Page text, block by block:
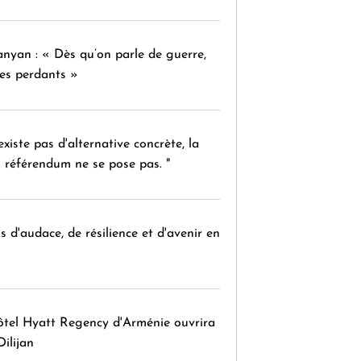
: « Dès qu’on parle de guerre,
perdants »
pas d'alternative concrète, la
ne se pose pas. "
d'audace, de résilience et d'avenir en
Hyatt Regency d'Arménie ouvrira